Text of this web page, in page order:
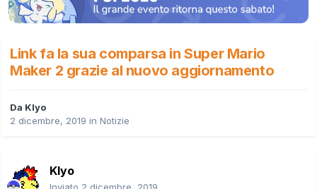
Link fa la sua comparsa in Super Mario
Maker 2 grazie al nuovo aggiornamento
Da Klyo
2 dicembre, 2019 in Notizie
Klyo